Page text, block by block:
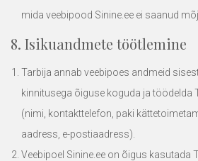
mida veebipood Sinine.ee ei saanud
8. Isikuandmete töötlemine
Tarbija annab veebipoes andmeid
kinnitusega õiguse koguda ja töödelda
(nimi, kontakttelefon, paki
aadress, e-postiaadress).
Veebipoel Sinine.ee on õigus kasutada